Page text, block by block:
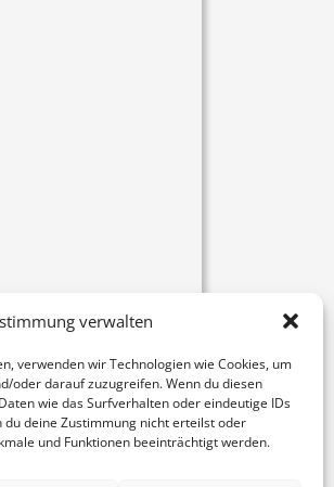
verwalten
verwenden wir Technologien wie Cookies, um
oder darauf zuzugreifen. Wenn du diesen
wie das Surfverhalten oder eindeutige IDs
deine Zustimmung nicht erteilst oder
und Funktionen beeinträchtigt werden.